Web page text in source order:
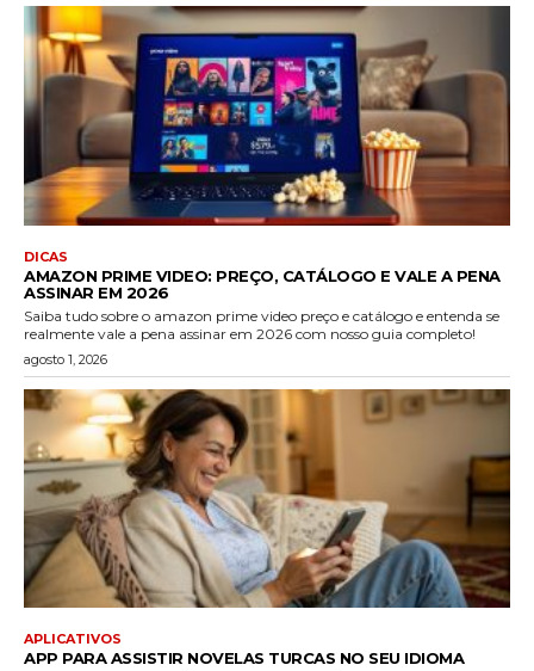
DICAS
AMAZON PRIME VIDEO: PREÇO, CATÁLOGO E VALE A PENA
ASSINAR EM 2026
Saiba tudo sobre o amazon prime video preço e catálogo e entenda se
realmente vale a pena assinar em 2026 com nosso guia completo!
agosto 1, 2026
APLICATIVOS
APP PARA ASSISTIR NOVELAS TURCAS NO SEU IDIOMA